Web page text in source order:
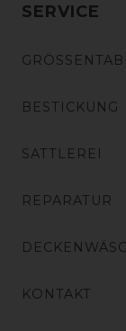
SERVICE
BESTICKUNG
SATTLEREI
REPARATUR
KONTAKT